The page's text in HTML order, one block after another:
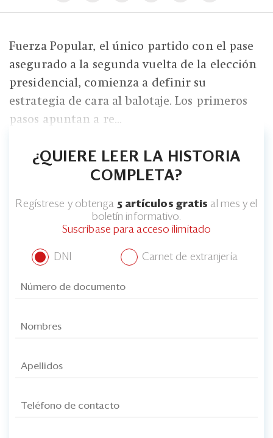
Fuerza Popular, el único partido con el pase
asegurado a la segunda vuelta de la elección
presidencial, comienza a definir su
estrategia de cara al balotaje. Los primeros
pasos apuntan a re...
¿QUIERE LEER LA HISTORIA
COMPLETA?
Regístrese y obtenga 5 artículos gratis al mes y el
boletín informativo.
Suscríbase para acceso ilimitado
DNI Carnet de extranjería